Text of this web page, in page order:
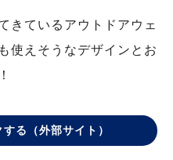
きているアウトドアウェ
使えそうなデザインとお
る（外部サイト）